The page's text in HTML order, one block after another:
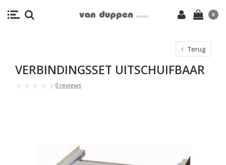
0
Terug
VERBINDINGSSET UITSCHUIFBAAR
0 reviews